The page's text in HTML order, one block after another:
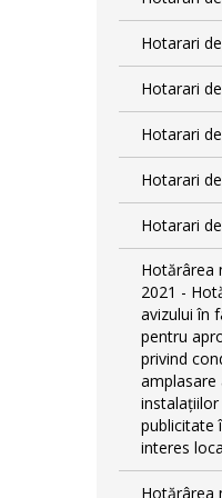
Hotarari
Hotarari
Hotarari
Hotarari
Hotarari
Hotărârea
2021 -
avizului în
pentru
privind
amplasare
publicitate
interes
Hotărârea